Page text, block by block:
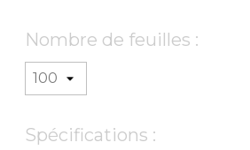
Nombre de feuilles :
Spécifications :